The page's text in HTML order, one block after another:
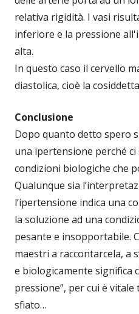
relativa rigidità. I vasi
inferiore e la pressione
alta.
In questo caso il cervello
diastolica, cioè la
Conclusione
Dopo quanto detto spero
una ipertensione perché
condizioni biologiche che
Qualunque sia
l’ipertensione indica una
la soluzione ad una
pesante e insopportabile.
maestri a raccontarcela, a
e biologicamente significa
pressione”, per cui è
sfiato…